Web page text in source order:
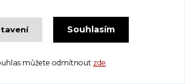
plynový, dvoutryskový
1 614 Kč ks
PŘIPRAVENO K ODESLÁNÍ
Přidat do košíku
Souhlasím
můžete odmítnout zde